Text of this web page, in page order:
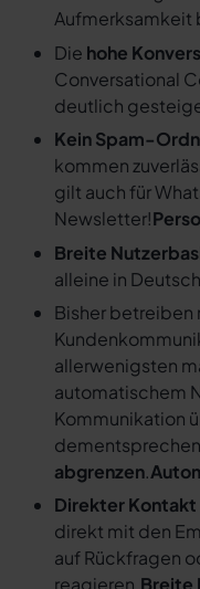
Aufmerksamkeit
Die hohe
Conversational
deutlich
Kein Spam-
kommen
gilt auch für
Newsletter!
Breite
alleine in
Bisher betreiben
allerwenigsten
automatischem
Kommunikation
abgrenzen.
Direkter
direkt mit den
auf Rückfragen
reagieren.Breite